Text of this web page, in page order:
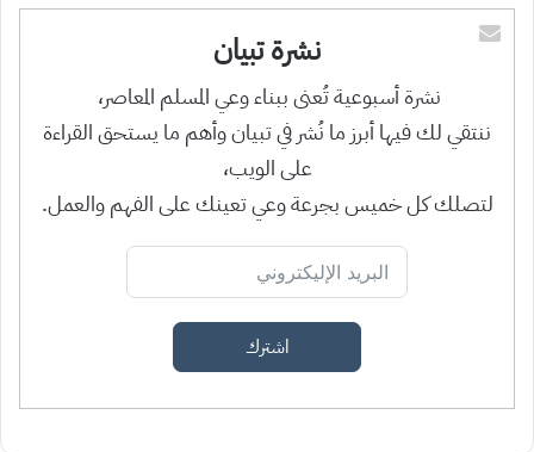
نشرة تبيان
نشرة أسبوعية تُعنى ببناء وعي المسلم المعاصر،
ننتقي لك فيها أبرز ما نُشر في تبيان وأهم ما يستحق القراءة
على الويب،
لتصلك كل خميس بجرعة وعي تعينك على الفهم والعمل.
اشترك